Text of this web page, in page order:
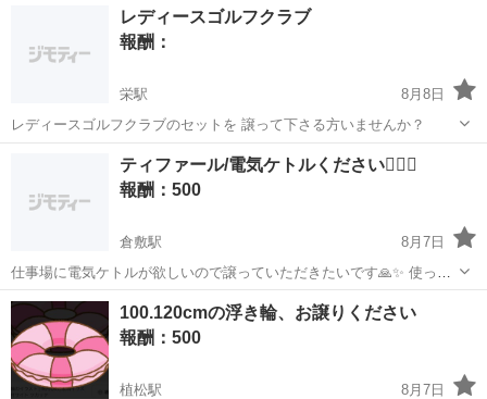
レディースゴルフクラブ
報酬：
栄駅
8月8日
レディースゴルフクラブのセットを 譲って下さる方いませんか？
買いたい/ください
ティファール/電気ケトルください🙇‍♀️✨
報酬：500
倉敷駅
8月7日
仕事場に電気ケトルが欲しいので譲っていただきたいです🙏✨ 使って
いないものがある方はぜひご連絡ください。
岡山 倉敷市 買いたい/ください
100.120cmの浮き輪、お譲りください
報酬：500
植松駅
8月7日